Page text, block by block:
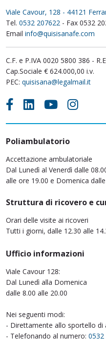
Viale Cavour, 128 - 44121
Tel. 0532 207622 - Fax 0532
Email info@quisisanafe.com
C.F. e P.IVA 0020 5800 386 -
Cap.Sociale € 624.000,00 i.v.
PEC: quisisana@legalmail.it
Poliambulatorio
Accettazione ambulatoriale
Dal Lunedì al Venerdì dalle
alle ore 19.00 e Domenica
Struttura di ricovero e
Orari delle visite ai ricoveri
Tutti i giorni, dalle 12.30 alle
Ufficio informazioni
Viale Cavour 128:
Dal Lunedì alla Domenica
dalle 8.00 alle 20.00
Nei seguenti modi:
- Direttamente allo sportello di
- Telefonando al numero: 0532